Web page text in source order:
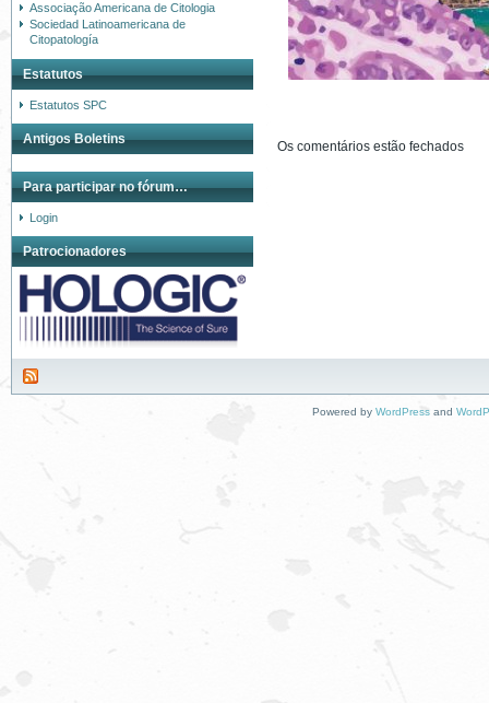
Associação Americana de Citologia
Sociedad Latinoamericana de
Citopatología
Estatutos
Estatutos SPC
Antigos Boletins
Para participar no fórum…
Login
Patrocionadores
Os comentários estão fechados
Powered by WordPressand